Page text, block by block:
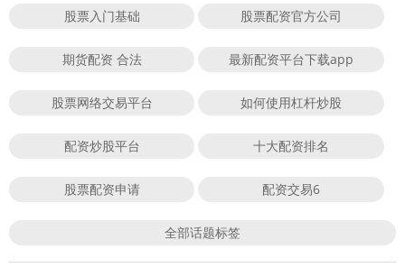
股票入门基础 股票配资官方公司
期货配资 合法 最新配资平台下载app
股票网络交易平台 如何使用杠杆炒股
配资炒股平台 十大配资排名
股票配资申请 配资交易6
全部话题标签